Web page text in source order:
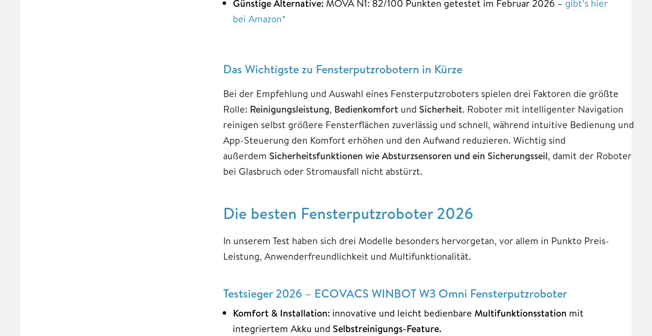
Günstige Alternative: MOVA N1: 82/100 Punkten getestet im Februar 2026 – gibt’s hier
bei Amazon*
Das Wichtigste zu Fensterputzrobotern in Kürze
Bei der Empfehlung und Auswahl eines Fensterputzroboters spielen drei Faktoren die größte
Rolle: Reinigungsleistung, Bedienkomfort und Sicherheit. Roboter mit intelligenter Navigation
reinigen selbst größere Fensterflächen zuverlässig und schnell, während intuitive Bedienung und
App-Steuerung den Komfort erhöhen und den Aufwand reduzieren. Wichtig sind
außerdem Sicherheitsfunktionen wie Absturzsensoren und ein Sicherungsseil, damit der Roboter
bei Glasbruch oder Stromausfall nicht abstürzt.
Die besten Fensterputzroboter 2026
In unserem Test haben sich drei Modelle besonders hervorgetan, vor allem in Punkto Preis-
Leistung, Anwenderfreundlichkeit und Multifunktionalität.
Testsieger 2026 – ECOVACS WINBOT W3 Omni Fensterputzroboter
Komfort & Installation: innovative und leicht bedienbare Multifunktionsstation mit
integriertem Akku und Selbstreinigungs-Feature.